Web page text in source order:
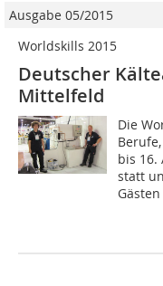
Ausgabe 05/2015
Worldskills 2015
Deutscher
Mittelfeld
Die
bis 16.
statt